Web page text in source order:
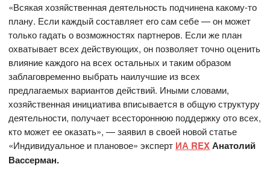
«Всякая хозяйственная деятельность подчинена какому-то
плану. Если каждый составляет его сам себе — он может
только гадать о возможностях партнеров. Если же план
охватывает всех действующих, он позволяет точно оценить
влияние каждого на всех остальных и таким образом
заблаговременно выбрать наилучшие из всех
предлагаемых вариантов действий. Иными словами,
хозяйственная инициатива вписывается в общую структуру
деятельности, получает всестороннюю поддержку ото всех,
кто может ее оказать», — заявил в своей новой статье
«Индивидуальное и плановое» эксперт ИА REXАнатолий
Вассерман.